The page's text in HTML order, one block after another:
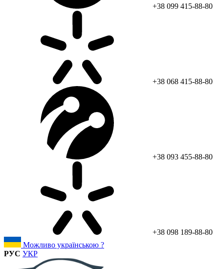
+38 099 415-88-80
+38 068 415-88-80
+38 093 455-88-80
+38 098 189-88-80
Можливо українською ?
РУС УКР